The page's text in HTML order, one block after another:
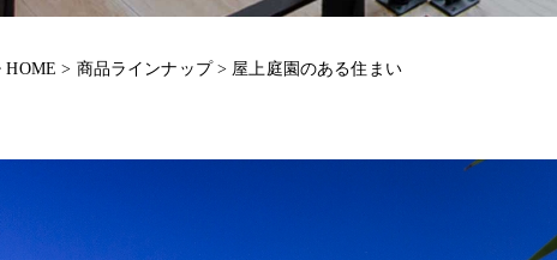
HOME > 商品ラインナップ> 屋上庭園のある住まい